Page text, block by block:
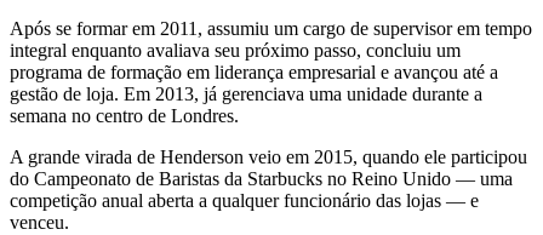
Após se formar em 2011, assumiu um cargo de supervisor em tempo
integral enquanto avaliava seu próximo passo, concluiu um
programa de formação em liderança empresarial e avançou até a
gestão de loja. Em 2013, já gerenciava uma unidade durante a
semana no centro de Londres.
A grande virada de Henderson veio em 2015, quando ele participou
do Campeonato de Baristas da Starbucks no Reino Unido — uma
competição anual aberta a qualquer funcionário das lojas — e
venceu.